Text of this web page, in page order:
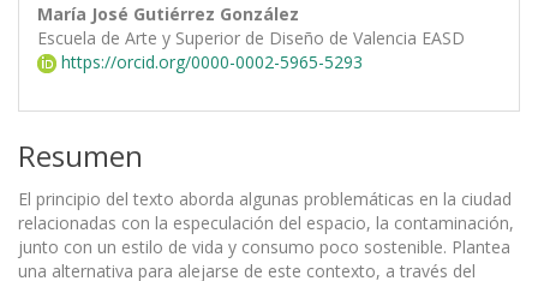
María José Gutiérrez González
Escuela de Arte y Superior de Diseño de Valencia EASD
https://orcid.org/0000-0002-5965-5293
Resumen
El principio del texto aborda algunas problemáticas en la ciudad
relacionadas con la especulación del espacio, la contaminación,
junto con un estilo de vida y consumo poco sostenible. Plantea
una alternativa para alejarse de este contexto, a través del